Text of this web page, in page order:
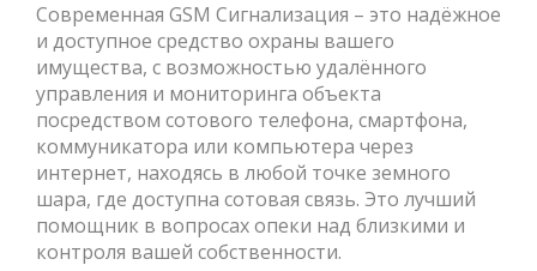
Современная GSM Сигнализация – это надёжное
и доступное средство охраны вашего
имущества, с возможностью удалённого
управления и мониторинга объекта
посредством сотового телефона, смартфона,
коммуникатора или компьютера через
интернет, находясь в любой точке земного
шара, где доступна сотовая связь. Это лучший
помощник в вопросах опеки над близкими и
контроля вашей собственности.